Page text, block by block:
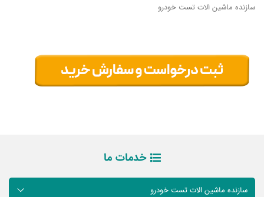
سازنده ماشین الات تست خودرو
خدمات ما
سازنده ماشین الات تست خودرو